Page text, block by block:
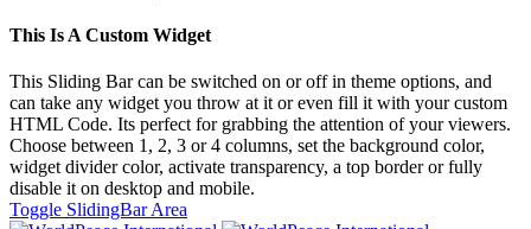
This Is A Custom Widget
This Sliding Bar can be switched on or off in theme options, and
can take any widget you throw at it or even fill it with your custom
HTML Code. Its perfect for grabbing the attention of your viewers.
Choose between 1, 2, 3 or 4 columns, set the background color,
widget divider color, activate transparency, a top border or fully
disable it on desktop and mobile.
Toggle SlidingBar Area